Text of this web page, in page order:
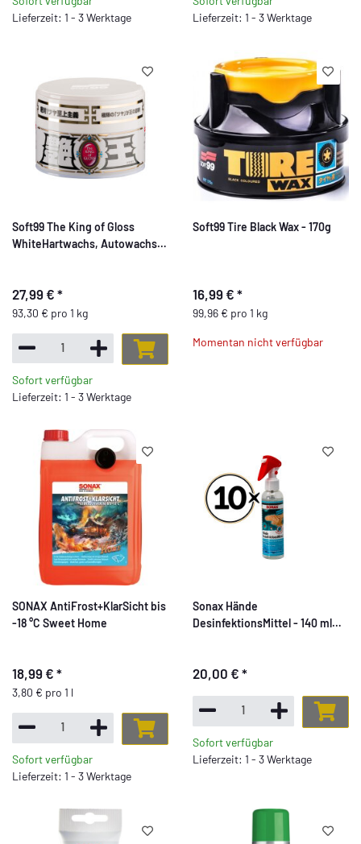
Lieferzeit: 1 - 3 Werktage
Lieferzeit: 1 - 3 Werktage
Soft99 The King of Gloss
WhiteHartwachs, Autowachs
Schwamm, 300gr
27,99 € *
93,30 € pro 1 kg
Sofort verfügbar
Lieferzeit: 1 - 3 Werktage
Soft99 Tire Black Wax - 170g
16,99 € *
99,96 € pro 1 kg
Momentan nicht verfügbar
SONAX AntiFrost+KlarSicht bis
-18 °C Sweet Home
18,99 € *
3,80 € pro 1 l
Sofort verfügbar
Lieferzeit: 1 - 3 Werktage
Sonax Hände
DesinfektionsMittel - 140 ml
20,00 € *
Sofort verfügbar
Lieferzeit: 1 - 3 Werktage